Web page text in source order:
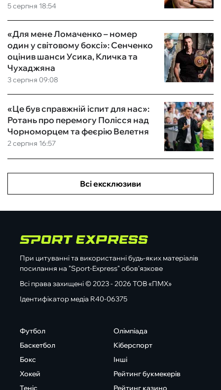
5 серпня 18:54
3 серпня 09:08
«Для мене Ломаченко – номер
один у світовому боксі»: Сенченко
оцінив шанси Усика, Кличка та
Чухаджяна
2 серпня 16:57
«Це був справжній іспит для нас»:
Ротань про перемогу Полісся над
Чорноморцем та феєрію Велетня
Всі ексклюзиви
При цитуванні та використанні будь-яких матеріалів
посилання на "Sport-Express" обов'язкове
Всі права захищені © 2023 - 2026 ТОВ «ПМХ»
Ідентифікатор медіа R40-06375
Футбол
Баскетбол
Бокс
Хокей
Теніс
Олімпіада
Кіберспорт
Інші
Рейтинг букмекерів
Рейтинг казино